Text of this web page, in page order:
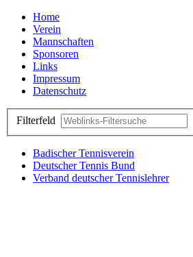
Home
Verein
Mannschaften
Sponsoren
Links
Impressum
Datenschutz
Filterfeld
Badischer Tennisverein
Deutscher Tennis Bund
Verband deutscher Tennislehrer